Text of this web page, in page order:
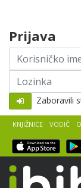
KNJIŽNICE VODIČ
Prijava
Korisničko
ime
Lozinka
Zaboravili